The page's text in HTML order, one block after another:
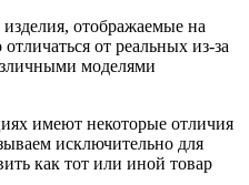
отображаемые на
от реальных из-за
моделями
имеют некоторые отличия
исключительно для
как тот или иной товар